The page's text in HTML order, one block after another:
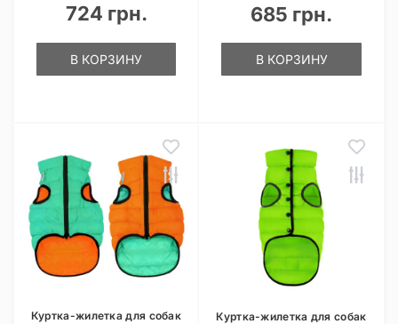
724 грн.
В КОРЗИНУ
685 грн.
В КОРЗИНУ
Куртка-жилетка для собак
Куртка-жилетка для собак